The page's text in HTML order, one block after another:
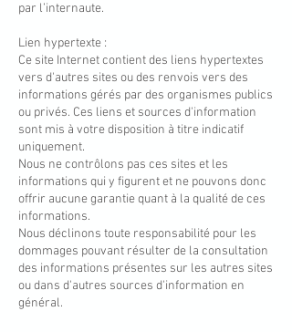
par l’internaute.
Lien hypertexte :
Ce site Internet contient des liens hypertextes
vers d'autres sites ou des renvois vers des
informations gérés par des organismes publics
ou privés. Ces liens et sources d'information
sont mis à votre disposition à titre indicatif
uniquement.
Nous ne contrôlons pas ces sites et les
informations qui y figurent et ne pouvons donc
offrir aucune garantie quant à la qualité de ces
informations.
Nous déclinons toute responsabilité pour les
dommages pouvant résulter de la consultation
des informations présentes sur les autres sites
ou dans d'autres sources d'information en
général.